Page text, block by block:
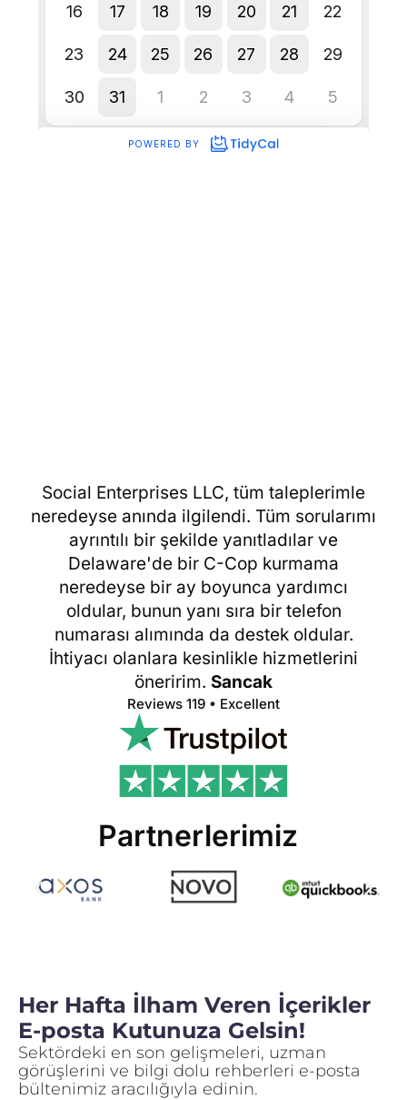
Social Enterprises LLC, tüm taleplerimle
neredeyse anında ilgilendi. Tüm sorularımı
ayrıntılı bir şekilde yanıtladılar ve
Delaware'de bir C-Cop kurmama
neredeyse bir ay boyunca yardımcı
oldular, bunun yanı sıra bir telefon
numarası alımında da destek oldular.
İhtiyacı olanlara kesinlikle hizmetlerini
öneririm. Sancak
Reviews 119 • Excellent
Partnerlerimiz
Her Hafta İlham Veren İçerikler
E-posta Kutunuza Gelsin!
Sektördeki en son gelişmeleri, uzman
görüşlerini ve bilgi dolu rehberleri e-posta
bültenimiz aracılığıyla edinin.